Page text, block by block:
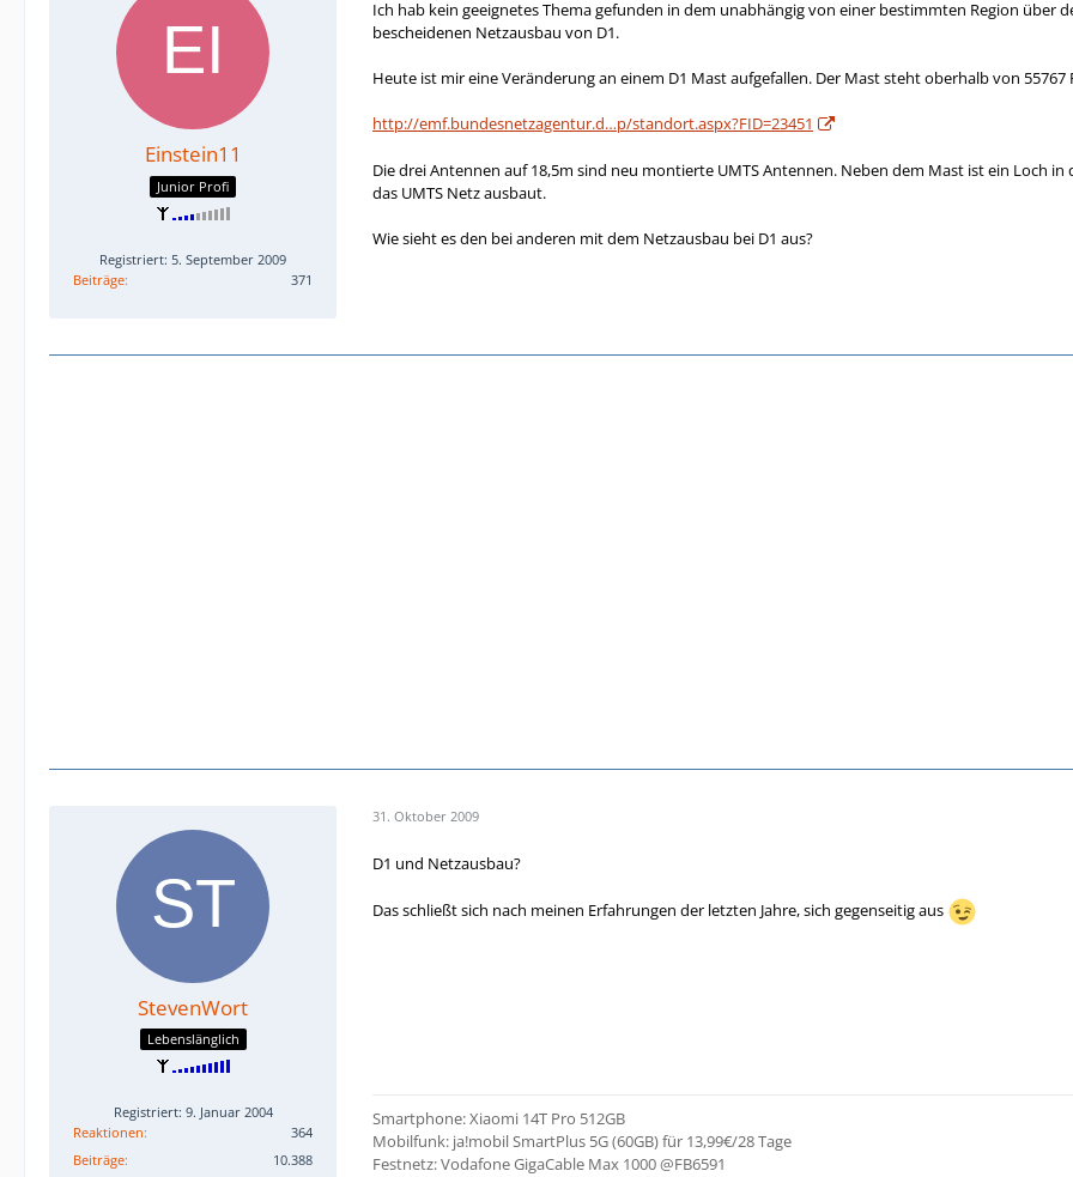
Einstein11
Junior Profi
Registriert: 5. September 2009
Beiträge
371
Ich hab kein geeignetes Thema gefunden in dem unabhängig von einer bestimmten Region über
bescheidenen Netzausbau von D1.
Heute ist mir eine Veränderung an einem D1 Mast aufgefallen. Der Mast steht oberhalb von
http://emf.bundesnetzagentur.d…p/standort.aspx?FID=23451
Die drei Antennen auf 18,5m sind neu montierte UMTS Antennen. Neben dem Mast ist ein Loch
das UMTS Netz ausbaut.
Wie sieht es den bei anderen mit dem Netzausbau bei D1 aus?
StevenWort
Lebenslänglich
Registriert: 9. Januar 2004
Reaktionen
364
Beiträge
10.388
31. Oktober 2009
D1 und Netzausbau?
Das schließt sich nach meinen Erfahrungen der letzten Jahre, sich gegenseitig aus
Smartphone: Xiaomi 14T Pro 512GB
Mobilfunk: ja!mobil SmartPlus 5G (60GB) für 13,99€/28 Tage
Festnetz: Vodafone GigaCable Max 1000 @FB6591